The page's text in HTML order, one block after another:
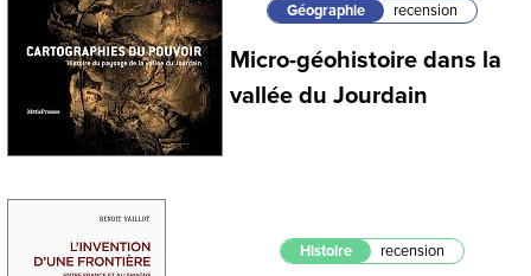
Géographie recension
Micro-géohistoire dans la
vallée du Jourdain
Histoire recension